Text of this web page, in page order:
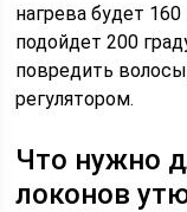
нагрева будет
подойдет 200
повредить
регулятором.
Что нужно
локонов